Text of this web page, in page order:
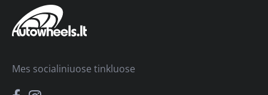
Mes socialiniuose tinkluose